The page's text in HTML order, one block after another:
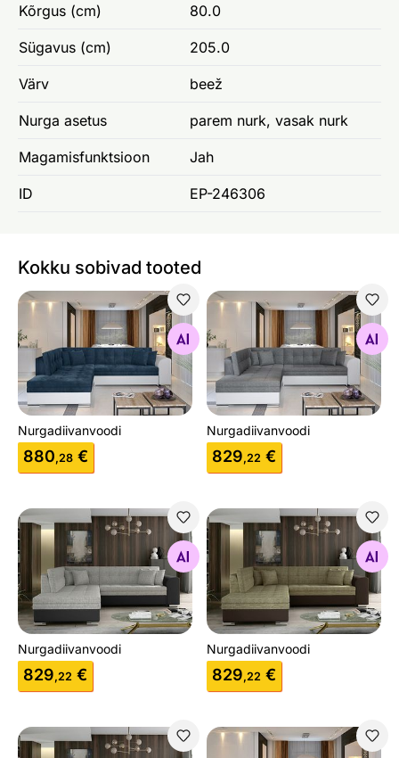
Kõrgus (cm) 80.0
Sügavus (cm) 205.0
Värv beež
Nurga asetus parem nurk, vasak nurk
Magamisfunktsioon Jah
ID EP-246306
Kokku sobivad tooted
Nurgadiivanvoodi
Otsi sarnaseid
Nurgadiivanvoodi
880,28 €
Nurgadiivanvoodi
Otsi sarnaseid
Nurgadiivanvoodi
829,22 €
Nurgadiivanvoodi
Otsi sarnaseid
Nurgadiivanvoodi
829,22 €
Nurgadiivanvoodi
Otsi sarnaseid
Nurgadiivanvoodi
829,22 €
Nurgadiivanvoodi Nurgadiivanvoodi